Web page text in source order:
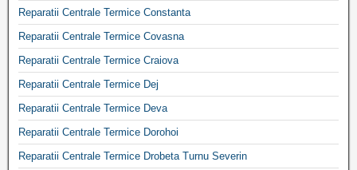
Reparatii Centrale Termice Constanta
Reparatii Centrale Termice Covasna
Reparatii Centrale Termice Craiova
Reparatii Centrale Termice Dej
Reparatii Centrale Termice Deva
Reparatii Centrale Termice Dorohoi
Reparatii Centrale Termice Drobeta Turnu Severin